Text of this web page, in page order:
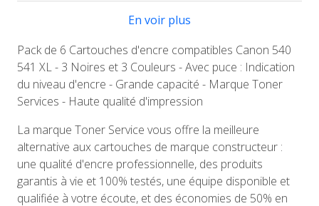
En voir plus
Pack de 6 Cartouches d'encre compatibles Canon 540
541 XL - 3 Noires et 3 Couleurs - Avec puce : Indication
du niveau d'encre - Grande capacité - Marque Toner
Services - Haute qualité d'impression
La marque Toner Service vous offre la meilleure
alternative aux cartouches de marque constructeur :
une qualité d'encre professionnelle, des produits
garantis à vie et 100% testés, une équipe disponible et
qualifiée à votre écoute, et des économies de 50% en